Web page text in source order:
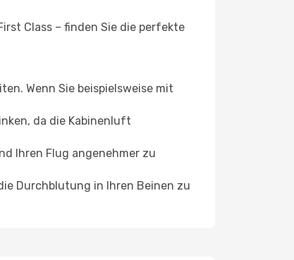
Class – finden Sie die perfekte
Wenn Sie beispielsweise mit
da die Kabinenluft
Ihren Flug angenehmer zu
Durchblutung in Ihren Beinen zu